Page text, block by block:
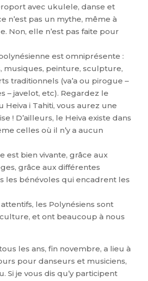
avec ukulele, danse et
n’est pas un mythe, même à
Non, elle n’est pas faite pour
est omniprésente :
musiques, peinture, sculpture,
traditionnels (va’a ou pirogue –
– javelot, etc). Regardez le
i Tahiti, vous aurez une
! D’ailleurs, le Heiva existe dans
celles où il n’y a aucun
est bien vivante, grâce aux
grâce aux différentes
les bénévoles qui encadrent les
les Polynésiens sont
et ont beaucoup à nous
les ans, fin novembre, a lieu à
pour danseurs et musiciens,
Si je vous dis qu’y participent